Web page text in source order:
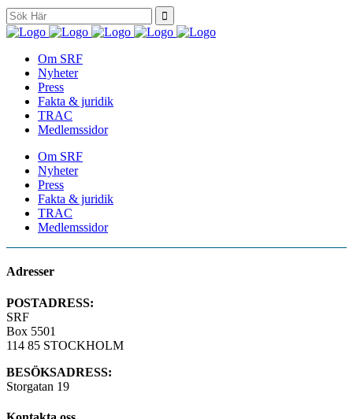
Search
for:
Om SRF
Nyheter
Press
Fakta & juridik
TRAC
Medlemssidor
Om SRF
Nyheter
Press
Fakta & juridik
TRAC
Medlemssidor
Adresser
POSTADRESS:
SRF
Box 5501
114 85 STOCKHOLM
BESÖKSADRESS:
Storgatan 19